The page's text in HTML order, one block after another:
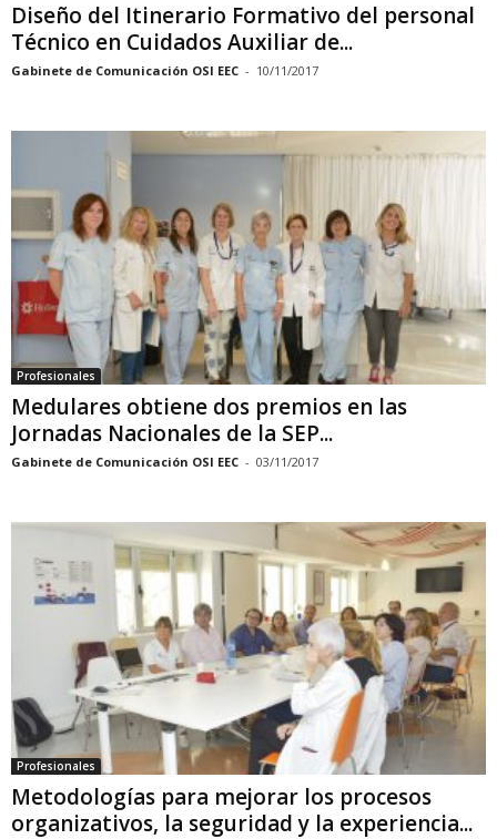
Diseño del Itinerario Formativo del personal
Técnico en Cuidados Auxiliar de...
Gabinete de Comunicación OSI EEC - 10/11/2017
Profesionales
Medulares obtiene dos premios en las
Jornadas Nacionales de la SEP...
Gabinete de Comunicación OSI EEC - 03/11/2017
Profesionales
Metodologías para mejorar los procesos
organizativos, la seguridad y la experiencia...